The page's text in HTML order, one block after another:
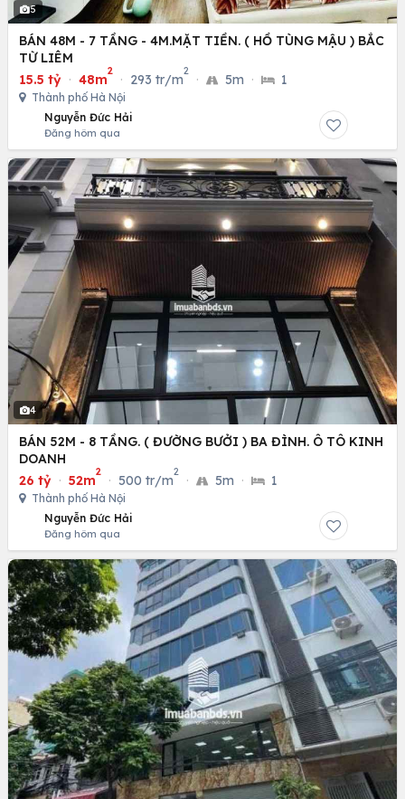
5
BÁN 48M - 7 TẦNG - 4M.MẶT TIỀN. ( HỒ TÙNG MẬU ) BẮC
TỪ LIÊM
15.5 tỷ · 48m
2
· 293 tr/m
2
· 5m · 1
Thành phố Hà Nội
Nguyễn Đức Hải
Đăng hôm qua
4
BÁN 52M - 8 TẦNG. ( ĐƯỜNG BƯỞI ) BA ĐÌNH. Ô TÔ KINH
DOANH
26 tỷ · 52m
2
· 500 tr/m
2
· 5m · 1
Thành phố Hà Nội
Nguyễn Đức Hải
Đăng hôm qua